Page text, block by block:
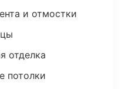
и отмостки
отделка
потолки